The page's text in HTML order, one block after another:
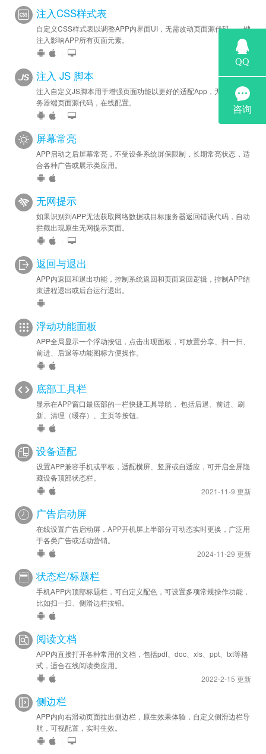
注入CSS样式表
自定义CSS样式表以调整APP内界面UI，无需改动页面源代码，一键
注入影响APP所有页面元素。
|
注入 JS 脚本
注入自定义JS脚本用于增强页面功能以更好的适配App，无需修改服
务器端页面源代码，在线配置。
|
屏幕常亮
APP启动之后屏幕常亮，不受设备系统屏保限制，长期常亮状态，适
合各种广告或展示类应用。
无网提示
如果识别到APP无法获取网络数据或目标服务器返回错误代码，自动
拦截出现原生无网提示页面。
|
返回与退出
APP内返回和退出功能，控制系统返回和页面返回逻辑，控制APP结
束进程退出或后台运行退出。
浮动功能面板
APP全局显示一个浮动按钮，点击出现面板，可放置分享、扫一扫、
前进、后退等功能图标方便操作。
底部工具栏
显示在APP窗口最底部的一栏快捷工具导航， 包括后退、前进、刷
新、清理（缓存）、主页等按钮。
设备适配
设置APP兼容手机或平板，适配横屏、竖屏或自适应，可开启全屏隐
藏设备顶部状态栏。
2021-11-9 更新
广告启动屏
在线设置广告启动屏，APP开机屏上半部分可动态实时更换，广泛用
于各类广告或活动营销。
2024-11-29 更新
状态栏/标题栏
手机APP内顶部标题栏，可自定义配色，可设置多项常规操作功能，
比如扫一扫、侧滑边栏按钮。
阅读文档
APP内直接打开各种常用的文档，包括pdf、doc、xls、ppt、txt等格
式，适合在线阅读类应用。
2022-2-15 更新
侧边栏
APP内向右滑动页面拉出侧边栏，原生效果体验，自定义侧滑边栏导
航，可视配置，实时生效。
|